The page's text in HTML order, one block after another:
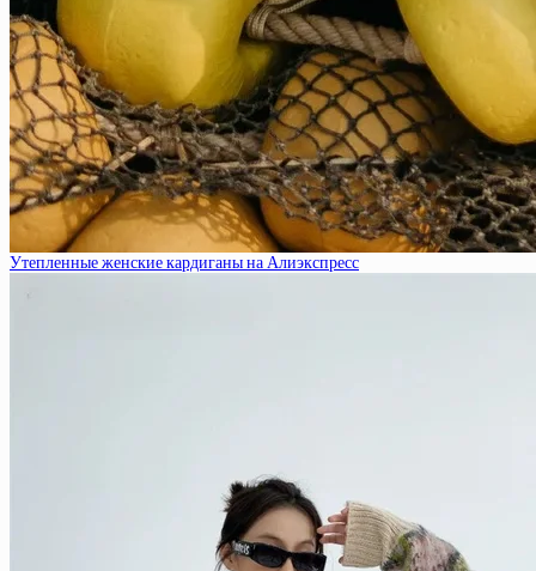
Утепленные женские кардиганы на Алиэкспресс